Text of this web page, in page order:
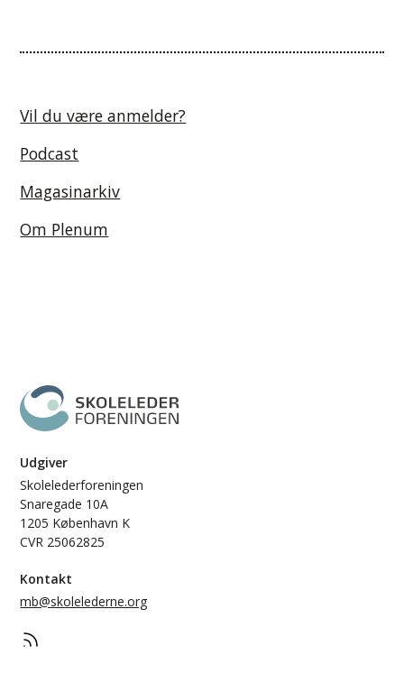
Udgiver
Skolelederforeningen
Snaregade 10A
1205 København K
CVR 25062825
Kontakt
mb@skolelederne.org
Vil du være anmelder?
Podcast
Magasinarkiv
Om Plenum